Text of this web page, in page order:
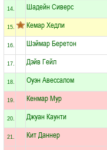
14. Шадейн Сиверс
15. Кемар Хедли
16. Шэймар Беретон
17. Дэйв Гейл
18. Оуэн Авессалом
19. Кенмар Мур
20. Джуан Каунти
21. Кит Даннер